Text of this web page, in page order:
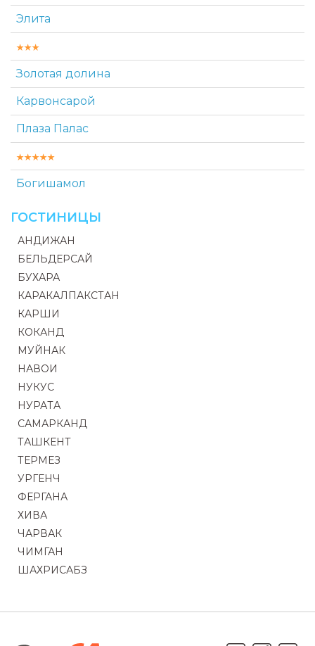
Элита
Золотая долина
Карвонсарой
Плаза Палас
Богишамол
ГОСТИНИЦЫ
АНДИЖАН
БЕЛЬДЕРСАЙ
БУХАРА
КАРАКАЛПАКСТАН
КАРШИ
КОКАНД
МУЙНАК
НАВОИ
НУКУС
НУРАТА
САМАРКАНД
ТАШКЕНТ
ТЕРМЕЗ
УРГЕНЧ
ФЕРГАНА
ХИВА
ЧАРВАК
ЧИМГАН
ШАХРИСАБЗ